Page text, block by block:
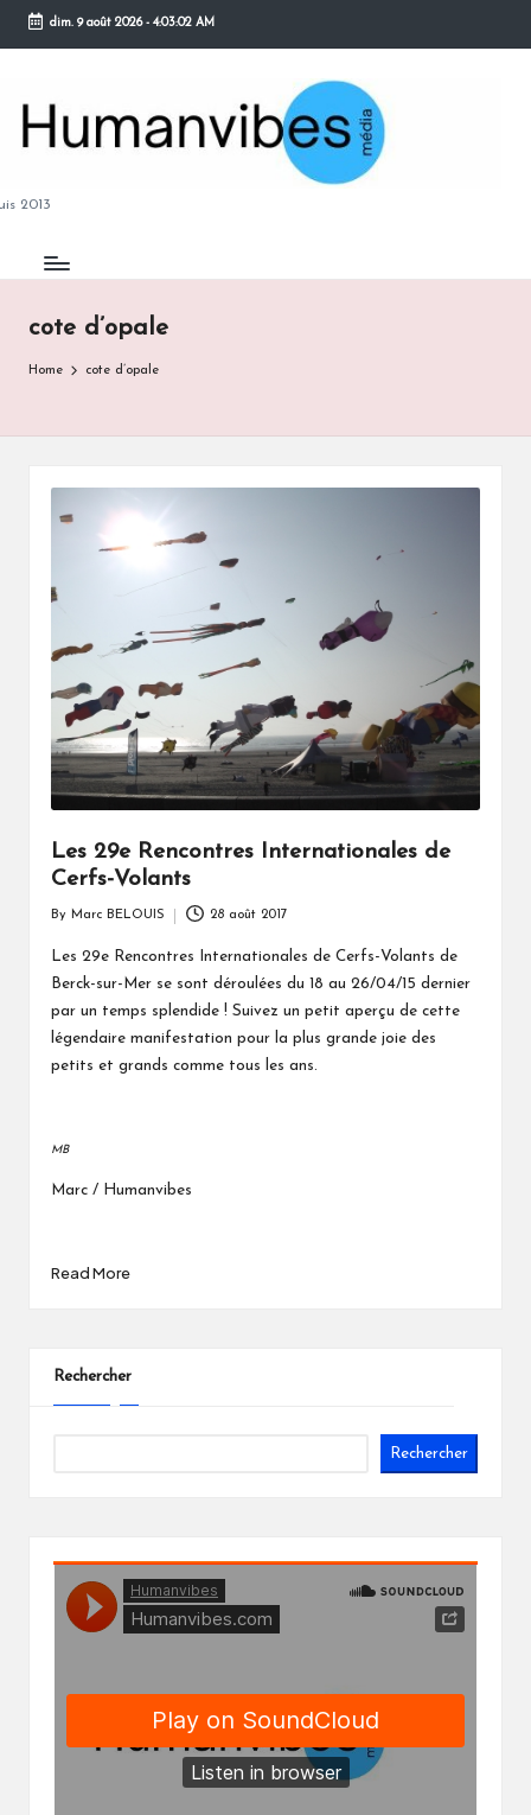
Skip
content
dim. 9 août 2026- 4:03:03 AM
2013
cote d’opale
Home cote d’opale
Les 29e Rencontres Internationales de
Cerfs-Volants
by
By Marc BELOUIS 28 août 2017
Les 29e Rencontres Internationales de Cerfs-Volants de
Berck-sur-Mer se sont déroulées du 18 au 26/04/15 dernier
par un temps splendide ! Suivez un petit aperçu de cette
légendaire manifestation pour la plus grande joie des
petits et grands comme tous les ans.
MB
Marc / Humanvibes
Read More
Rechercher
Rechercher